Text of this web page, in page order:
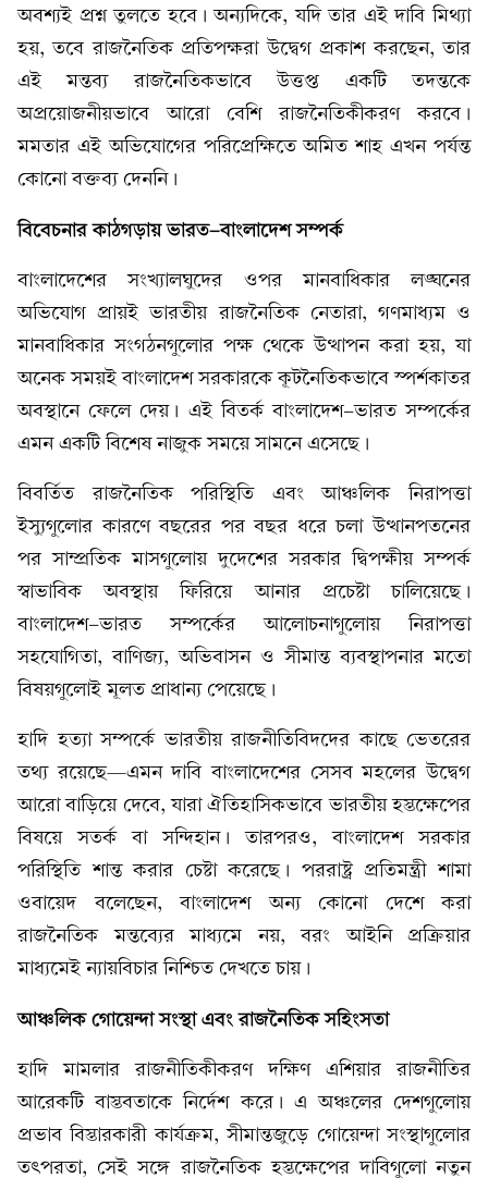
অবশ্যই প্রশ্ন তুলতে হবে। অন্যদিকে, যদি তার এই দাবি মিথ্যা
হয়, তবে রাজনৈতিক প্রতিপক্ষরা উদ্বেগ প্রকাশ করছেন, তার
এই মন্তব্য রাজনৈতিকভাবে উত্তপ্ত একটি তদন্তকে
অপ্রয়োজনীয়ভাবে আরো বেশি রাজনৈতিকীকরণ করবে।
মমতার এই অভিযোগের পরিপ্রেক্ষিতে অমিত শাহ এখন পর্যন্ত
কোনো বক্তব্য দেননি।
বিবেচনার কাঠগড়ায় ভারত-বাংলাদেশ সম্পর্ক
বাংলাদেশের সংখ্যালঘুদের ওপর মানবাধিকার লঙ্ঘনের
অভিযোগ প্রায়ই ভারতীয় রাজনৈতিক নেতারা, গণমাধ্যম ও
মানবাধিকার সংগঠনগুলোর পক্ষ থেকে উত্থাপন করা হয়, যা
অনেক সময়ই বাংলাদেশ সরকারকে কূটনৈতিকভাবে স্পর্শকাতর
অবস্থানে ফেলে দেয়। এই বিতর্ক বাংলাদেশ-ভারত সম্পর্কের
এমন একটি বিশেষ নাজুক সময়ে সামনে এসেছে।
বিবর্তিত রাজনৈতিক পরিস্থিতি এবং আঞ্চলিক নিরাপত্তা
ইস্যুগুলোর কারণে বছরের পর বছর ধরে চলা উত্থানপতনের
পর সাম্প্রতিক মাসগুলোয় দুদেশের সরকার দ্বিপক্ষীয় সম্পর্ক
স্বাভাবিক অবস্থায় ফিরিয়ে আনার প্রচেষ্টা চালিয়েছে।
বাংলাদেশ-ভারত সম্পর্কের আলোচনাগুলোয় নিরাপত্তা
সহযোগিতা, বাণিজ্য, অভিবাসন ও সীমান্ত ব্যবস্থাপনার মতো
বিষয়গুলোই মূলত প্রাধান্য পেয়েছে।
হাদি হত্যা সম্পর্কে ভারতীয় রাজনীতিবিদদের কাছে ভেতরের
তথ্য রয়েছে—এমন দাবি বাংলাদেশের সেসব মহলের উদ্বেগ
আরো বাড়িয়ে দেবে, যারা ঐতিহাসিকভাবে ভারতীয় হস্তক্ষেপের
বিষয়ে সতর্ক বা সন্দিহান। তারপরও, বাংলাদেশ সরকার
পরিস্থিতি শান্ত করার চেষ্টা করেছে। পররাষ্ট্র প্রতিমন্ত্রী শামা
ওবায়েদ বলেছেন, বাংলাদেশ অন্য কোনো দেশে করা
রাজনৈতিক মন্তব্যের মাধ্যমে নয়, বরং আইনি প্রক্রিয়ার
মাধ্যমেই ন্যায়বিচার নিশ্চিত দেখতে চায়।
আঞ্চলিক গোয়েন্দা সংস্থা এবং রাজনৈতিক সহিংসতা
হাদি মামলার রাজনীতিকীকরণ দক্ষিণ এশিয়ার রাজনীতির
আরেকটি বাস্তবতাকে নির্দেশ করে। এ অঞ্চলের দেশগুলোয়
প্রভাব বিস্তারকারী কার্যক্রম, সীমান্তজুড়ে গোয়েন্দা সংস্থাগুলোর
তৎপরতা, সেই সঙ্গে রাজনৈতিক হস্তক্ষেপের দাবিগুলো নতুন